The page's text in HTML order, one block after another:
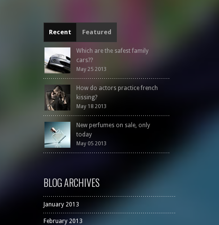
Recent Featured
Which are the safest family
cars??
May 25 2013
How do actors practice french
kissing?
May 18 2013
New perfumes on sale, only
today
May 05 2013
BLOG ARCHIVES
January 2013
February 2013